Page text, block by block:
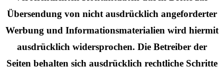
Übersendung von nicht ausdrücklich angeforderter
Werbung und Informationsmaterialien wird hiermit
ausdrücklich widersprochen. Die Betreiber der
Seiten behalten sich ausdrücklich rechtliche Schritte